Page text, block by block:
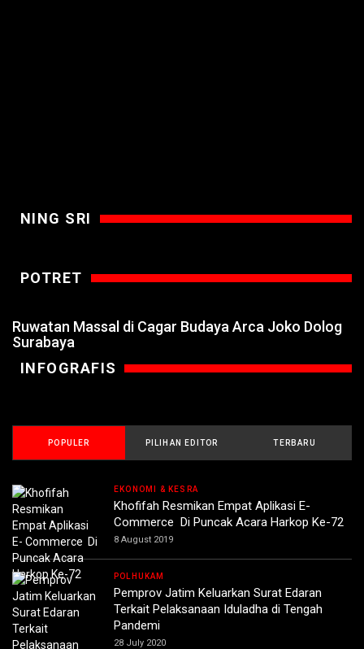
NING SRI
POTRET
Ruwatan Massal di Cagar Budaya Arca Joko Dolog
Surabaya
INFOGRAFIS
POPULER PILIHAN EDITOR TERBARU
EKONOMI & KESRA
Khofifah Resmikan Empat Aplikasi E-
Commerce Di Puncak Acara Harkop Ke-72
8 August 2019
POLHUKAM
Pemprov Jatim Keluarkan Surat Edaran
Terkait Pelaksanaan Iduladha di Tengah
Pandemi
28 July 2020